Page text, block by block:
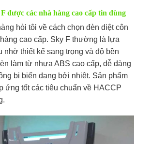
được các nhà hàng cao cấp tin dùng
hỏi tôi về cách chọn đèn diệt côn
cao cấp. Sky F thường là lựa
nhờ thiết kế sang trọng và độ bền
làm từ nhựa ABS cao cấp, dễ dàng
bị biến dạng bởi nhiệt. Sản phẩm
ứng tốt các tiêu chuẩn về HACCP